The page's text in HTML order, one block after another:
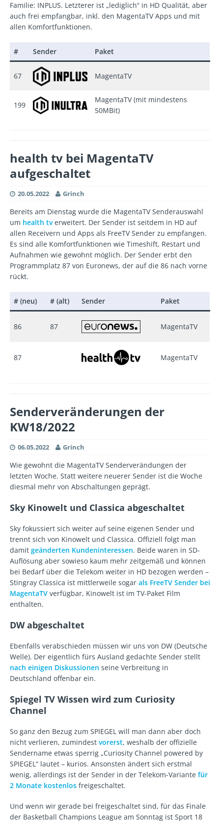
Familie: INPLUS. Letzterer ist „lediglich“ in HD Qualität, aber
auch frei empfangbar, inkl. den MagentaTV Apps und mit
allen Komfortfunktionen.
# Sender Paket
67 MagentaTV
199
MagentaTV (mit mindestens
50MBit)
health tv bei MagentaTV
aufgeschaltet
20.05.2022 Grinch
Bereits am Dienstag wurde die MagentaTV Senderauswahl
um health tverweitert. Der Sender ist seitdem in HD auf
allen Receivern und Apps als FreeTV Sender zu empfangen.
Es sind alle Komfortfunktionen wie Timeshift, Restart und
Aufnahmen wie gewohnt möglich. Der Sender erbt den
Programmplatz 87 von Euronews, der auf die 86 nach vorne
rückt.
# (neu) # (alt) Sender Paket
86 87 MagentaTV
87 MagentaTV
Senderveränderungen der
KW18/2022
06.05.2022 Grinch
Wie gewohnt die MagentaTV Senderverändungen der
letzten Woche. Statt weitere neuerer Sender ist die Woche
diesmal mehr von Abschaltungen geprägt.
Sky Kinowelt und Classica abgeschaltet
Sky fokussiert sich weiter auf seine eigenen Sender und
trennt sich von Kinowelt und Classica. Offiziell folgt man
damit geänderten Kundeninteressen. Beide waren in SD-
Auflösung aber sowieso kaum mehr zeitgemäß und können
bei Bedarf über die Telekom weiter in HD bezogen werden –
Stingray Classica ist mittlerweile sogar als FreeTV Sender bei
MagentaTV verfügbar, Kinowelt ist im TV-Paket Film
enthalten.
DW abgeschaltet
Ebenfalls verabschieden müssen wir uns von DW (Deutsche
Welle). Der eigentlich fürs Ausland gedachte Sender stellt
nach einigen Diskussionen seine Verbreitung in
Deutschland offenbar ein.
Spiegel TV Wissen wird zum Curiosity
Channel
So ganz den Bezug zum SPIEGEL will man dann aber doch
nicht verlieren, zumindest vorerst, weshalb der offizielle
Sendername etwas sperrig „Curiosity Channel powered by
SPIEGEL“ lautet – kurios. Ansonsten ändert sich erstmal
wenig, allerdings ist der Sender in der Telekom-Variante für
2 Monate kostenlos freigeschaltet.
Und wenn wir gerade bei freigeschaltet sind, für das Finale
der Basketball Champions League am Sonntag ist Sport 18